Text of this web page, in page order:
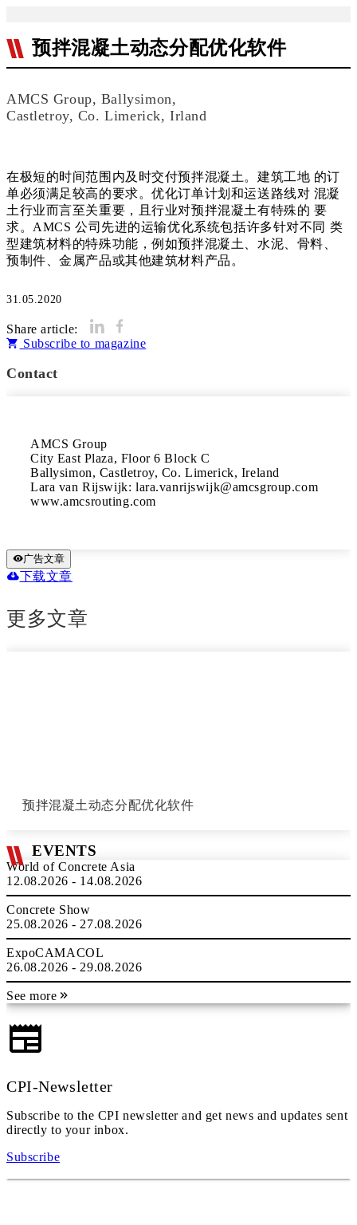
预拌混凝土动态分配优化软件
AMCS Group, Ballysimon,
Castletroy, Co. Limerick, Irland
在极短的时间范围内及时交付预拌混凝土。建筑工地 的订
单必须满足较高的要求。优化订单计划和运送路线对 混凝
土行业而言至关重要，且行业对预拌混凝土有特殊的 要
求。AMCS 公司先进的运输优化系统包括许多针对不同 类
型建筑材料的特殊功能，例如预拌混凝土、水泥、骨料、
预制件、金属产品或其他建筑材料产品。
31.05.2020
Share article:
Subscribe to magazine
Contact
AMCS Group
City East Plaza, Floor 6 Block C
Ballysimon, Castletroy, Co. Limerick, Ireland
Lara van Rijswijk: lara.vanrijswijk@amcsgroup.com
www.amcsrouting.com
广告文章
下载文章
更多文章
预拌混凝土动态分配优化软件
EVENTS
World of Concrete Asia
12.08.2026 - 14.08.2026
Concrete Show
25.08.2026 - 27.08.2026
ExpoCAMACOL
26.08.2026 - 29.08.2026
See more
CPI-Newsletter
Subscribe to the CPI newsletter and get news and updates sent
directly to your inbox.
Subscribe